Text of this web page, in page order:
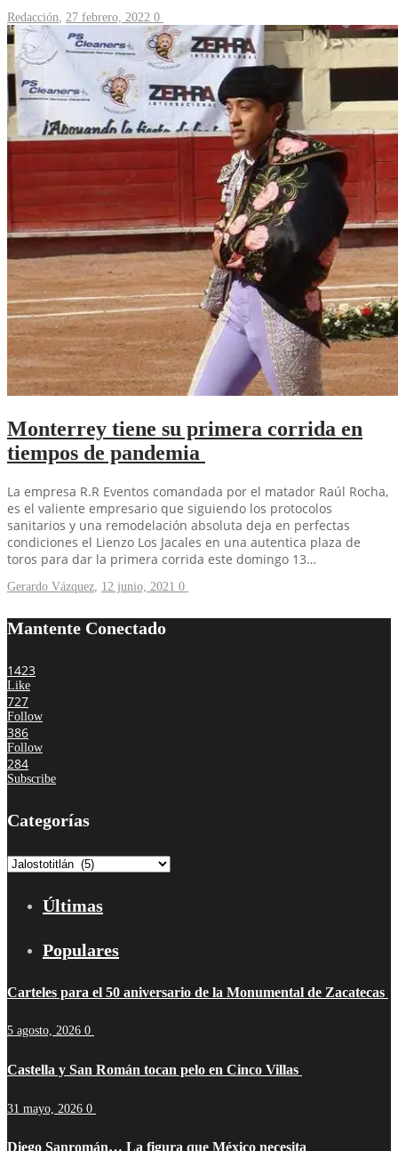
Redacción, 27 febrero, 2022 0
Monterrey tiene su primera corrida en
tiempos de pandemia
La empresa R.R Eventos comandada por el matador Raúl Rocha,
es el valiente empresario que siguiendo los protocolos
sanitarios y una remodelación absoluta deja en perfectas
condiciones el Lienzo Los Jacales en una autentica plaza de
toros para dar la primera corrida este domingo 13…
Gerardo Vázquez, 12 junio, 2021 0
Mantente Conectado
1423
Like
727
Follow
386
Follow
284
Subscribe
Categorías
Categorías
Últimas
Populares
Carteles para el 50 aniversario de la Monumental de Zacatecas
5 agosto, 2026 0
Castella y San Román tocan pelo en Cinco Villas
31 mayo, 2026 0
Diego Sanromán… La figura que México necesita